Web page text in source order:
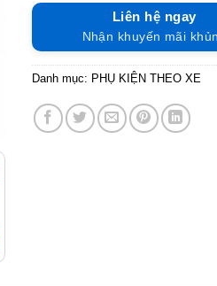
Liên hệ ngay
Nhận khuyến mãi
Danh mục: PHỤ KIỆN THEO XE